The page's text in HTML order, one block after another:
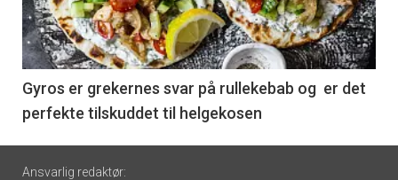
nå
-
6
Gyros er grekernes svar på rullekebab og er det
perfekte tilskuddet til helgekosen
Footer
Ansvarlig redaktør: